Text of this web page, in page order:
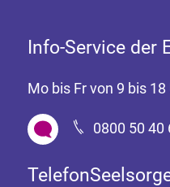
Info-Service der
Mo bis Fr von 9 bis
0800 50 40